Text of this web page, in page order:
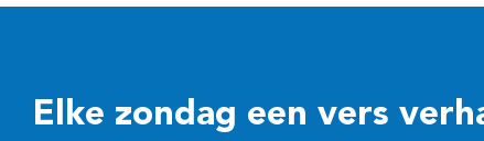
Elke zondag een vers